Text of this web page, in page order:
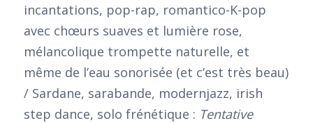
incantations, pop-rap, romantico-K-pop
avec chœurs suaves et lumière rose,
mélancolique trompette naturelle, et
même de l’eau sonorisée (et c’est très beau)
/ Sardane, sarabande, modernjazz, irish
step dance, solo frénétique : Tentative